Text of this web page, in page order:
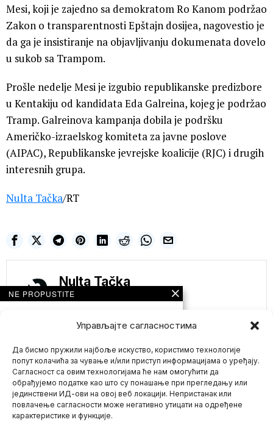
Управљајте сагласностима
Да бисмо пружили најбоље искуство, користимо технологије
попут колачића за чување и/или приступ информацијама о уређају.
Сагласност са овим технологијама ће нам омогућити да
обрађујемо податке као што су понашање при прегледању или
јединствени ИД-ови на овој веб локацији. Непристанак или
повлачење сагласности може негативно утицати на одређене
карактеристике и функције.
Mesi, koji je zajedno sa demokratom Ro Kanom podržao
Zakon o transparentnosti Epštajn dosijea, nagovestio je
da ga je insistiranje na objavljivanju dokumenata dovelo
u sukob sa Trampom.
Prošle nedelje Mesi je izgubio republikanske predizbore
u Kentakiju od kandidata Eda Galreina, kojeg je podržao
Tramp. Galreinova kampanja dobila je podršku
Američko-izraelskog komiteta za javne poslove
(AIPAC), Republikanske jevrejske koalicije (RJC) i drugih
interesnih grupa.
Nulta Tačka/RT
Nulta Tačka
Mario zna Youtube
NE PROPUSTITE
je belo“ Zelenski:
Ukrajina će
ratu
Ukrajinski predsednik
Volodimir Zelenski izjavio
je danas da će njegova
VI SE PITATE ZAŠTO
MEJNSTRIM MEDIJI
RADE TO ŠTO RADE?!